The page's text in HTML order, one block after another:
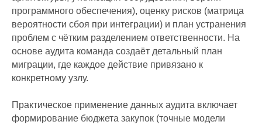
программного обеспечения), оценку рисков (матрица
вероятности сбоя при интеграции) и план устранения
проблем с чётким разделением ответственности. На
основе аудита команда создаёт детальный план
миграции, где каждое действие привязано к
конкретному узлу.
Практическое применение данных аудита включает
формирование бюджета закупок (точные модели